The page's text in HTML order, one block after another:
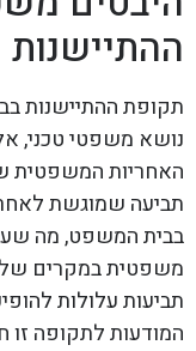
ההתיישנות
תקופת ההתיישנות
נושא משפטי טכני,
האחריות המשפטית
תביעה שמוגשת
בבית המשפט, מה
משפטית במקרים של
תביעות עלולות
המודעות לתקופה זו